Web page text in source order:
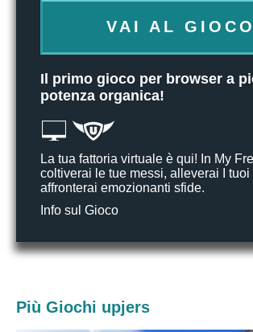
VAI AL GIOCO
Il primo gioco per browser a
potenza organica!
La tua fattoria virtuale è qui! In My
coltiverai le tue messi, alleverai I tuoi
affronterai emozionanti sfide.
Info sul Gioco
Più Giochi upjers